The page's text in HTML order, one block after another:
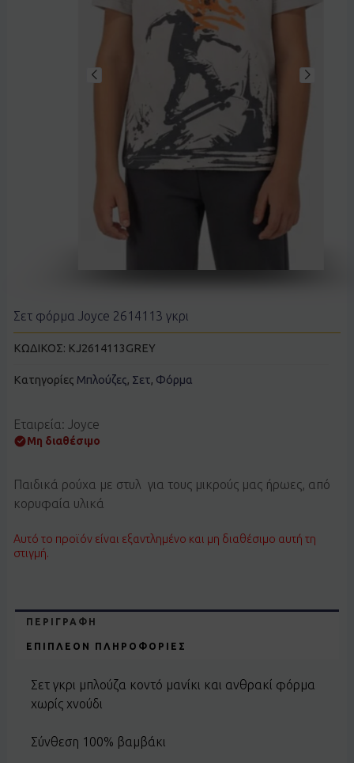
Σετ φόρμα Joyce 2614113 γκρι
ΚΩΔΙΚΟΣ: KJ2614113GREY
Κατηγορίες Μπλούζες, Σετ, Φόρμα
Εταιρεία: Joyce
Μη διαθέσιμο
Παιδικά ρούχα με στυλ για τους μικρούς μας ήρωες, από
κορυφαία υλικά
Αυτό το προϊόν είναι εξαντλημένο και μη διαθέσιμο αυτή τη
στιγμή.
ΠΕΡΙΓΡΑΦΉ
ΕΠΙΠΛΈΟΝ ΠΛΗΡΟΦΟΡΊΕΣ
Σετ γκρι μπλούζα κοντό μανίκι και ανθρακί φόρμα
χωρίς χνούδι
Σύνθεση 100% βαμβάκι